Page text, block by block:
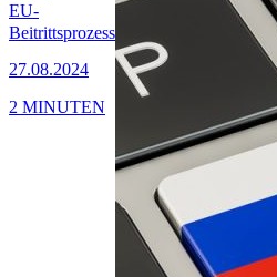
EU-
Beitrittsprozess
27.08.2024
2 MINUTEN